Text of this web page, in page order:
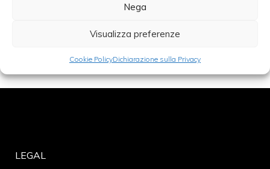
Nega
Visualizza preferenze
Cookie PolicyDichiarazione sulla Privacy
LEGAL